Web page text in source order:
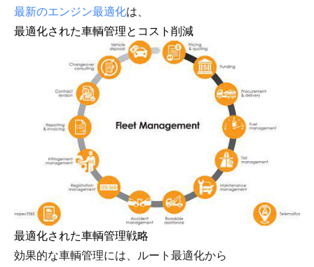
最新のエンジン最適化は、
最適化された車輌管理とコスト削減
最適化された車輌管理戦略
効果的な車輌管理には、ルート最適化から